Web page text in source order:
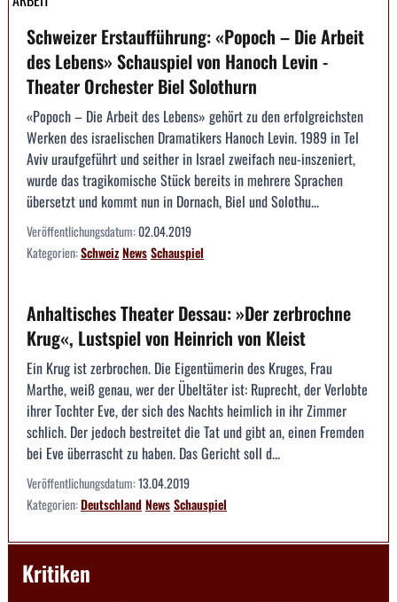
Schweizer Erstaufführung: «Popoch – Die Arbeit
des Lebens» Schauspiel von Hanoch Levin -
Theater Orchester Biel Solothurn
«Popoch – Die Arbeit des Lebens» gehört zu den erfolgreichsten
Werken des israelischen Dramatikers Hanoch Levin. 1989 in Tel
Aviv uraufgeführt und seither in Israel zweifach neu-inszeniert,
wurde das tragikomische Stück bereits in mehrere Sprachen
übersetzt und kommt nun in Dornach, Biel und Solothu...
Veröffentlichungsdatum:02.04.2019
Kategorien:SchweizNewsSchauspiel
Anhaltisches Theater Dessau: »Der zerbrochne
Krug«, Lustspiel von Heinrich von Kleist
Ein Krug ist zerbrochen. Die Eigentümerin des Kruges, Frau
Marthe, weiß genau, wer der Übeltäter ist: Ruprecht, der Verlobte
ihrer Tochter Eve, der sich des Nachts heimlich in ihr Zimmer
schlich. Der jedoch bestreitet die Tat und gibt an, einen Fremden
bei Eve überrascht zu haben. Das Gericht soll d...
Veröffentlichungsdatum:13.04.2019
Kategorien:DeutschlandNewsSchauspiel
Kritiken